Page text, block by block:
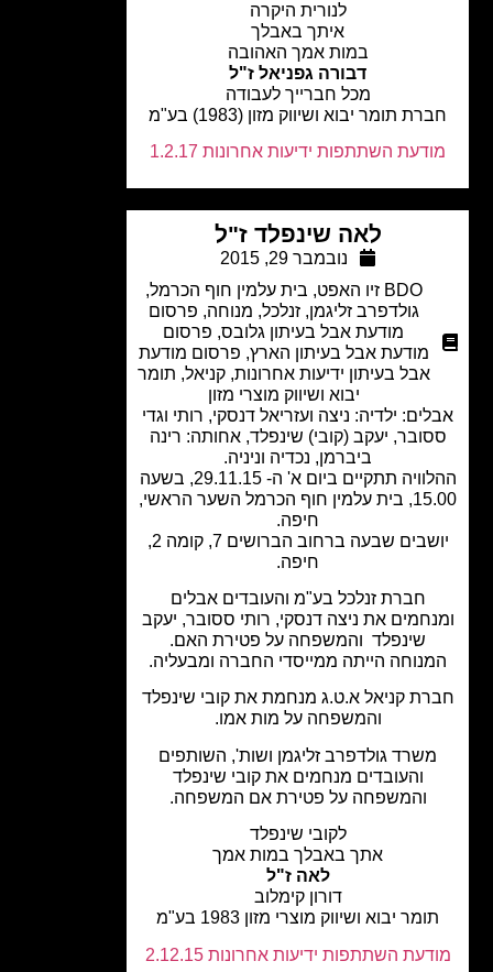
לנורית היקרה
איתך באבלך
במות אמך האהובה
דבורה גפניאל ז"ל
מכל חברייך לעבודה
תומר יבוא ושיווק מזון (1983) בע"מ
השתתפות ידיעות אחרונות 1.2.17
לאה שינפלד ז"ל
נובמבר 29, 2015
, בית עלמין חוף הכרמל,
גולדפרב זליגמן,זנלכל,מנוחה, פרסום
מודעת אבל בעיתון גלובס, פרסום
מודעת אבל בעיתון הארץ,פרסום מודעת
אבל בעיתון ידיעות אחרונות,קניאל,תומר
יבוא ושיווק מוצרי מזון
ילדיה: ניצה ועזריאל דנסקי, רותי וגדי
יעקב (קובי) שינפלד, אחותה: רינה
ביברמן, נכדיה וניניה.
ההלוויה תתקיים ביום א' ה- 29.11.15, בשעה
15.00, בית עלמין חוף הכרמל השער הראשי,
חברת זנלכל בע"מ והעובדים אבלים
את ניצה דנסקי, רותי ססובר, יעקב
שינפלד והמשפחה על פטירת האם.
הייתה ממייסדי החברה ומבעליה.
קניאל א.ט.ג מנחמת את קובי שינפלד
והמשפחה על מות אמו.
גולדפרב זליגמן ושות', השותפים
והעובדים מנחמים את קובי שינפלד
והמשפחה על פטירת אם המשפחה.
לקובי שינפלד
אתך באבלך במות אמך
לאה ז"ל
דורון קימלוב
יבוא ושיווק מוצרי מזון 1983 בע"מ
השתתפות ידיעות אחרונות 2.12.15